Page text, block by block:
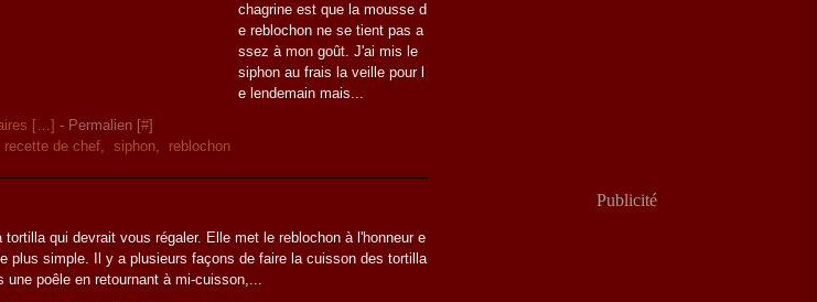
chagrine est que la mousse d
e reblochon ne se tient pas a
ssez à mon goût. J'ai mis le
siphon au frais la veille pour l
e lendemain mais...
[…] - Permalien [#]
recette de chef,siphon, reblochon
tortilla qui devrait vous régaler. Elle met le reblochon à l'honneur e
plus simple. Il y a plusieurs façons de faire la cuisson des tortilla
poêle en retournant à mi-cuisson,...
Publicité